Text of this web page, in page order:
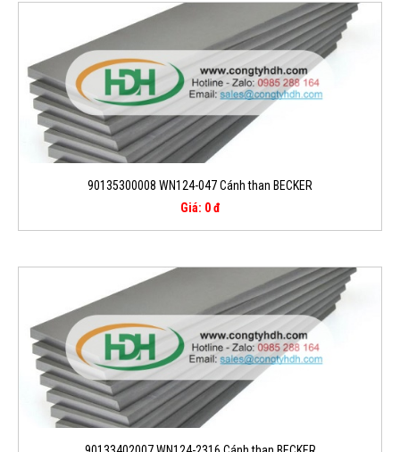
90135300008 WN124-047 Cánh than BECKER
Giá: 0 đ